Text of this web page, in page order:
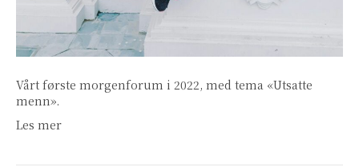
Vårt første morgenforum i 2022, med tema «Utsatte
menn».
Les mer